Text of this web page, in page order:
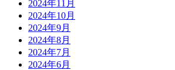
2024年11月
2024年10月
2024年9月
2024年8月
2024年7月
2024年6月